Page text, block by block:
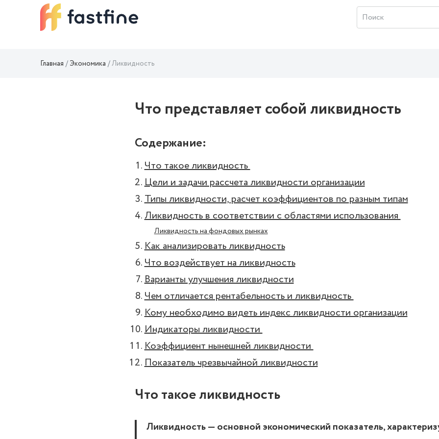
Главная Экономика Ликвидность
Что представляет собой ликвидность
Содержание:
Что такое ликвидность
Цели и задачи рассчета ликвидности организации
Типы ликвидности, расчет коэффициентов по разным типам
Ликвидность в соответствии с областями использования
Ликвидность на фондовых рынках
Как анализировать ликвидность
Что воздействует на ликвидность
Варианты улучшения ликвидности
Чем отличается рентабельность и ликвидность
Кому необходимо видеть индекс ликвидности организации
Индикаторы ликвидности
Коэффициент нынешней ликвидности
Показатель чрезвычайной ликвидности
Что такое ликвидность
Ликвидность — основной экономический показатель,